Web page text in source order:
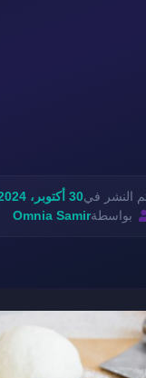
النشر في30 أكتوبر، 2024
بواسطةOmnia Samir